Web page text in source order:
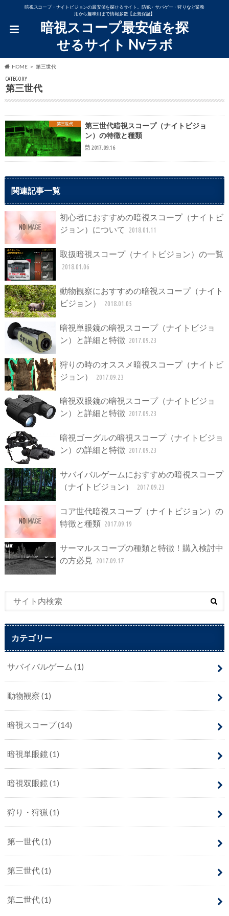
暗視スコープ・ナイトビジョンの最安値を探せるサイト。防犯・サバゲー・狩りなど業務
用から趣味用まで情報多数【正規保証】
暗視スコープ最安値を探
せるサイト Nvラボ
HOME 第三世代
CATEGORY
第三世代
第三世代
第三世代暗視スコープ（ナイトビジョ
ン）の特徴と種類
2017.09.16
関連記事一覧
初心者におすすめの暗視スコープ（ナイトビ
ジョン）について
2018.01.11
取扱暗視スコープ（ナイトビジョン）の一覧
2018.01.06
動物観察におすすめの暗視スコープ（ナイト
ビジョン）
2018.01.05
暗視単眼鏡の暗視スコープ（ナイトビジョ
ン）と詳細と特徴 2017.09.23
狩りの時のオススメ暗視スコープ（ナイトビ
ジョン）
2017.09.23
暗視双眼鏡の暗視スコープ（ナイトビジョ
ン）と詳細と特徴 2017.09.23
暗視ゴーグルの暗視スコープ（ナイトビジョ
ン）の詳細と特徴 2017.09.23
サバイバルゲームにおすすめの暗視スコープ
（ナイトビジョン）
2017.09.23
コア世代暗視スコープ（ナイトビジョン）の
特徴と種類 2017.09.19
サーマルスコープの種類と特徴！購入検討中
の方必見 2017.09.17
カテゴリー
サバイバルゲーム (1)
動物観察 (1)
暗視スコープ(14)
暗視単眼鏡(1)
暗視双眼鏡(1)
狩り・狩猟 (1)
第一世代(1)
第三世代(1)
第二世代(1)